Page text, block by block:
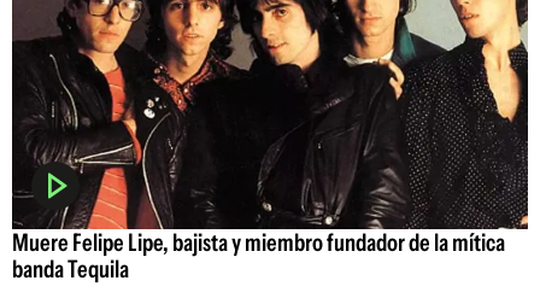
Muere Felipe Lipe, bajista y miembro fundador de la mítica
banda Tequila